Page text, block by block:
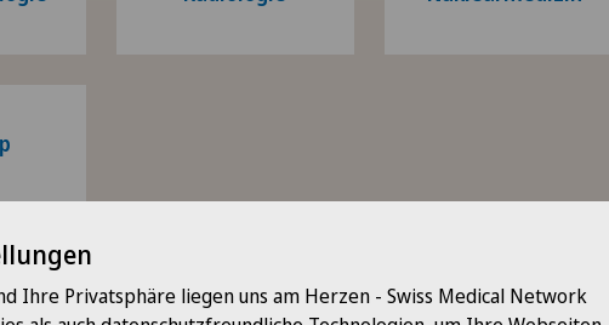
Ihre Privatsphäre liegen uns am Herzen - Swiss Medical Network